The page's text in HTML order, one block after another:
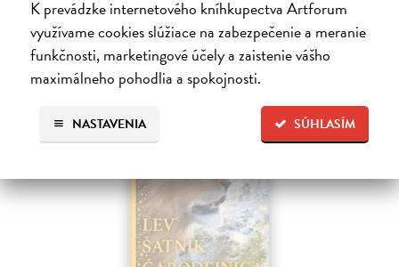
K prevádzke internetového kníhkupectva Artforum
využívame cookies slúžiace na zabezpečenie a meranie
funkčnosti, marketingové účely a zaistenie vášho
maximálneho pohodlia a spokojnosti.
SÚHLASÍM
NASTAVENIA
28,90 € ?
na sklade